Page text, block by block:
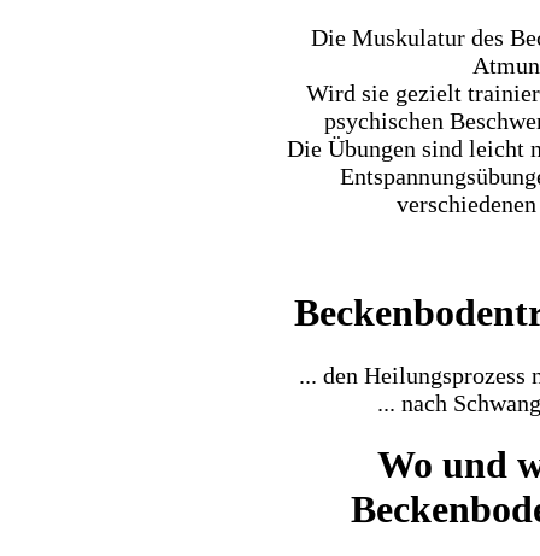
Die Muskulatur des
Wird sie gezielt
psychischen
Die Übungen sind leicht
... den Heilungsprozess
... nach
Wo und